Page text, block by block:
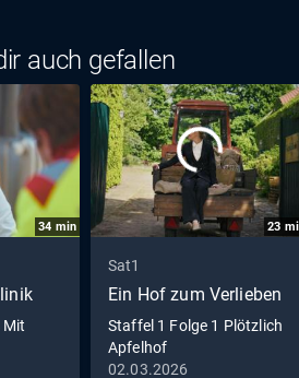
auch gefallen
34 min
Mit
23
Sat1
Ein Hof zum Verlieben
Staffel 1 Folge 1 Plötzlich
Apfelhof
02.03.2026